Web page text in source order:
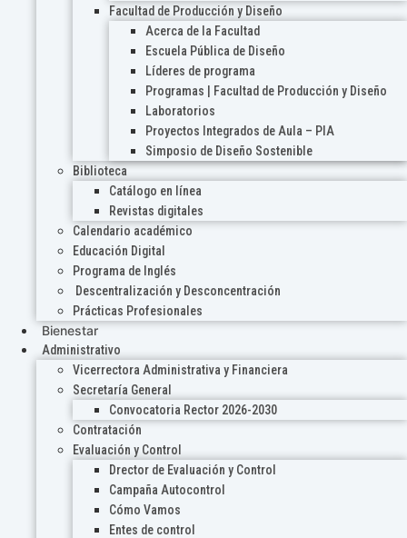
Facultad de Producción y Diseño
Acerca de la Facultad
Escuela Pública de Diseño
Líderes de programa
Programas | Facultad de Producción y Diseño
Laboratorios
Proyectos Integrados de Aula – PIA
Simposio de Diseño Sostenible
Biblioteca
Catálogo en línea
Revistas digitales
Calendario académico
Educación Digital
Programa de Inglés
Descentralización y Desconcentración
Prácticas Profesionales
Bienestar
Administrativo
Vicerrectora Administrativa y Financiera
Secretaría General
Convocatoria Rector 2026-2030
Contratación
Evaluación y Control
Drector de Evaluación y Control
Campaña Autocontrol
Cómo Vamos
Entes de control